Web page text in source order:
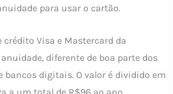
para usar o cartão.
crédito Visa e Mastercard da
diferente de boa parte dos
bancos digitais. O valor é dividido em